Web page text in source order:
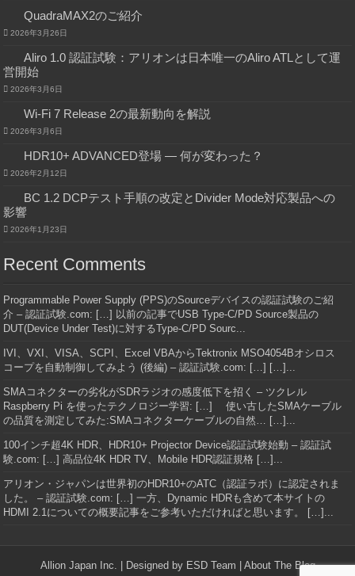
QuadraMAX2のご紹介
2026年3月26日
Aliro 1.0 認証試験：アリオンは日本唯一のAliro ATLとして運
営開始
2026年3月6日
Wi-Fi 7 Release 2の最新動向を解説
2026年3月6日
HDR10+ ADVANCED登場 ― 何が変わった？
2026年2月12日
BC 1.2 DCPテスト手順の改定とDivider Mode対応製品への
影響
2026年1月23日
Recent Comments
Programmable Power Supply (PPS)のSourceデバイスの認証試験のご紹
介 – 認証試験.com: […] 以前の記事でUSB Type-C/PD Source製品の
DUT(Device Under Test)に対するType-C/PD Sourc...
IVI、VXI、VISA、SCPI、Excel VBAからTektronix MSO4054Bオシロス
コープを自動制御してみよう (後編) – 認証試験.com: […] […]...
SMAコネクターの劣化がSDRラジオの感度低下を招く – ツクレル
Raspberry Pi を使ったテクノロジー学習: […] 使い古したSMAケーブル
の品質を測定してみた:SMAコネクターケーブルの自然… […]...
100インチ超4K HDR、HDR10+ Projector Device認証試験始動 – 認証試
験.com: […] 高品位4K HDR TV、Mobile HDR認証規格 […]...
アリオン・ジャパンは世界初のHDR10+のATC（認証ラボ）に認定されま
した。 – 認証試験.com: […] 一方、Dynamic HDRも含めて本サイトの
HDMI 2.1についての概要記事をご参考いただければと思います。 […]...
Allion Japan Inc. | Designed by ESD Team About The Blog